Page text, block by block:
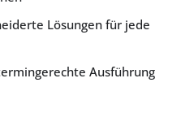
Lösungen für jede
Ausführung